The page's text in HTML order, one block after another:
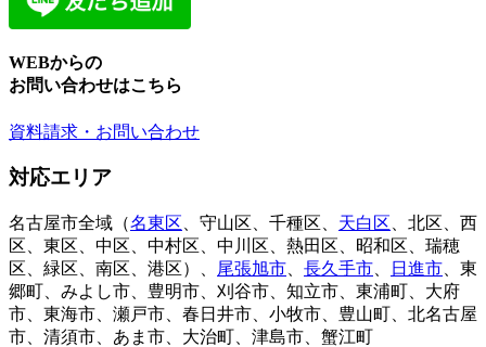
WEBからの
お問い合わせはこちら
資料請求・お問い合わせ
対応エリア
名古屋市全域（名東区 、守山区、千種区、 天白区 、北区、西
区、東区、中区、中村区、中川区、熱田区、昭和区、瑞穂
区、緑区、南区、港区）、
尾張旭市 長久手市 日進市 、東
郷町、みよし市、豊明市、刈谷市、知立市、東浦町、大府
市、東海市、瀬戸市、春日井市、小牧市、豊山町、北名古屋
市、清須市、あま市、大治町、津島市、蟹江町